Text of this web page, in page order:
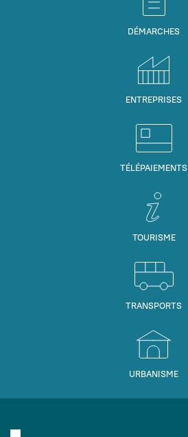
DÉMARCHES
ENTREPRISES
TÉLÉPAIEMENTS
TOURISME
TRANSPORTS
URBANISME